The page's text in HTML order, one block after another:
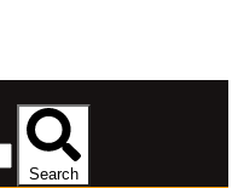
Search